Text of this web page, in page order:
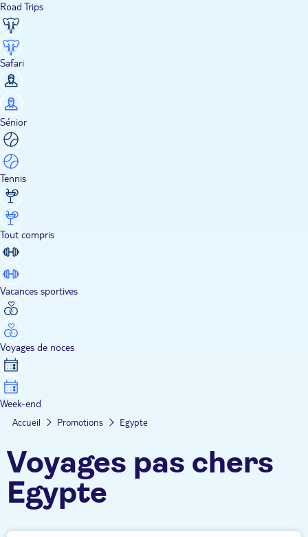
Road Trips
Safari
Sénior
Tennis
Tout compris
Vacances sportives
Voyages de noces
Week-end
Accueil Promotions Egypte
Voyages pas chers
Egypte